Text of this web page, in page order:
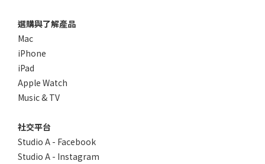
選購與了解產品
Mac
iPhone
iPad
Apple Watch
Music & TV
社交平台
Studio A - Facebook
Studio A - Instagram